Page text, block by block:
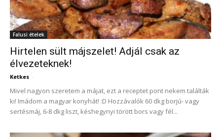
Falusi ételek
Hirtelen sült májszelet! Adjál csak az
élvezeteknek!
Ketkes -
Mivel nagyon szeretem a májat, ezt a receptet pont nekem találták
ki! Imádom a magyar konyhát! :D Hozzávalók 60 dkg borjú- vagy
sertésmáj, 6-8 dkg liszt, késhegynyi törött bors vagy fél...